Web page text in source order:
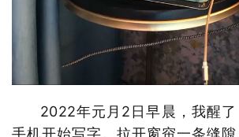
2022年元月2日早晨，我醒
手机开始写字。拉开窗帘一条缝